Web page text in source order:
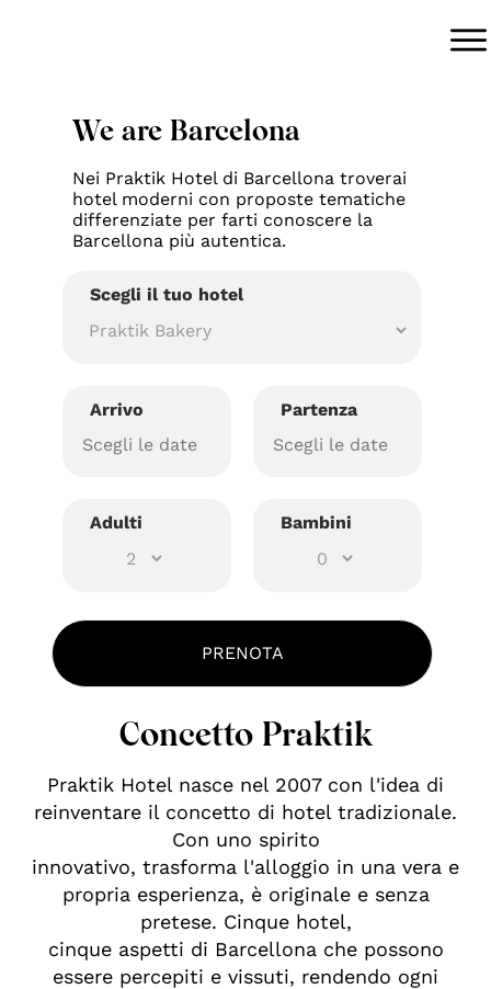
We are Barcelona
Nei Praktik Hotel di Barcellona troverai
hotel moderni con proposte tematiche
differenziate per farti conoscere la
Barcellona più autentica.
Scegli il tuo hotel
Arrivo Partenza
Adulti Bambini
Concetto Praktik
Praktik Hotel nasce nel 2007 con l'idea di
reinventare il concetto di hotel tradizionale.
Con uno spirito
innovativo, trasforma l'alloggio in una vera e
propria esperienza, è originale e senza
pretese. Cinque hotel,
cinque aspetti di Barcellona che possono
essere percepiti e vissuti, rendendo ogni